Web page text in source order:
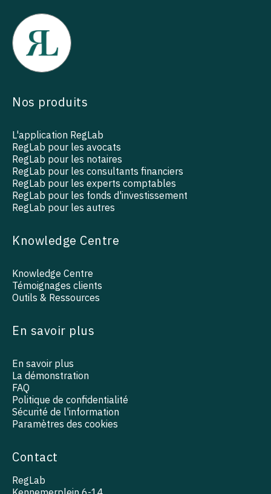
Nos produits
L'application RegLab
RegLab pour les avocats
RegLab pour les notaires
RegLab pour les consultants financiers
RegLab pour les experts comptables
RegLab pour les fonds d'investissement
RegLab pour les autres
Knowledge Centre
Knowledge Centre
Témoignages clients
Outils & Ressources
En savoir plus
En savoir plus
La démonstration
FAQ
Politique de confidentialité
Sécurité de l'information
Paramètres des cookies
Contact
RegLab